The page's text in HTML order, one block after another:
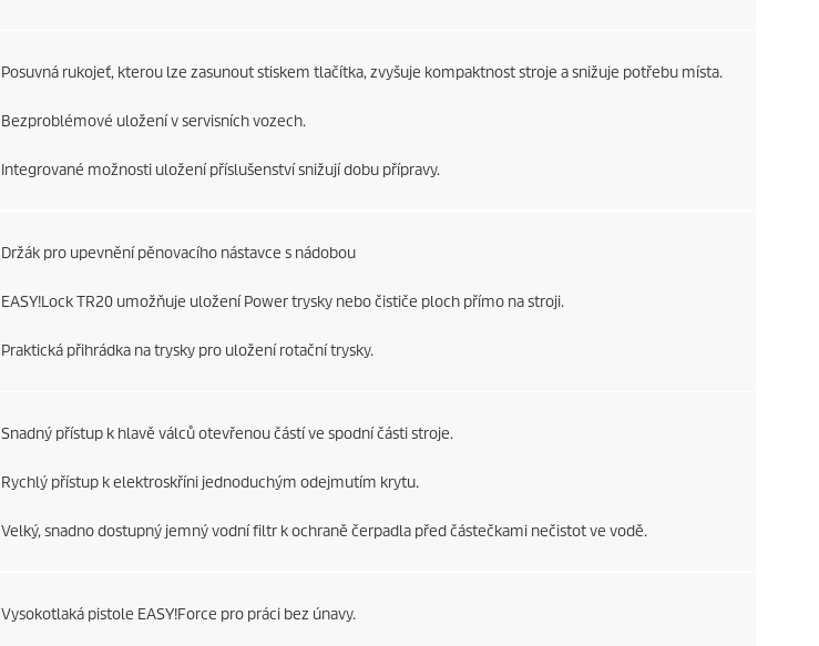
Posuvná rukojeť, kterou lze zasunout stiskem tlačítka, zvyšuje kompaktnost stroje a snižuje potřebu místa.
Bezproblémové uložení v servisních vozech.
Integrované možnosti uložení příslušenství snižují dobu přípravy.
Držák pro upevnění pěnovacího nástavce s nádobou
EASY!LockTR20 umožňuje uložení Power trysky nebo čističe ploch přímo na stroji.
Praktická přihrádka na trysky pro uložení rotační trysky.
Snadný přístup k hlavě válců otevřenou částí ve spodní části stroje.
Rychlý přístup k elektroskříni jednoduchým odejmutím krytu.
Velký, snadno dostupný jemný vodní filtr k ochraně čerpadla před částečkami nečistot ve vodě.
Vysokotlaká pistole EASY!Force pro práci bez únavy.